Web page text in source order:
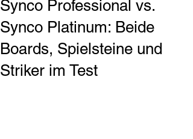
Synco Professional vs.
Synco Platinum: Beide
Boards, Spielsteine und
Striker im Test